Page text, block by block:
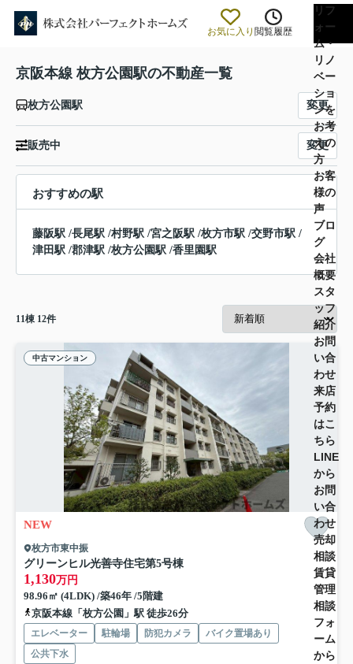
お気に入り 閲覧履歴
リフ
ォー
ム・
リノ
ベー
ショ
ンを
お考
えの
方
お客
様の
声
ブロ
グ
会社
概要
スタ
ッフ
紹介
お問
い合
わせ
来店
予約
はこ
ちら
LINE
から
お問
い合
わせ
売却
相談
賃貸
管理
相談
フォ
ーム
から
京阪本線 枚方公園駅の不動産一覧
枚方公園駅 変更
販売中 変更
おすすめの駅
藤阪駅 /長尾駅 /村野駅 /宮之阪駅 /枚方市駅 /交野市駅 /
津田駅 /郡津駅 /枚方公園駅 /香里園駅
11棟 12件
中古マンション
NEW
枚方市東中振
グリーンヒル光善寺住宅第5号棟
1,130万円
98.96㎡ (4LDK) /築46年 /5階建
京阪本線「枚方公園」駅 徒歩26分
エレベーター 駐輪場 防犯カメラ
バイク置場あり
公共下水